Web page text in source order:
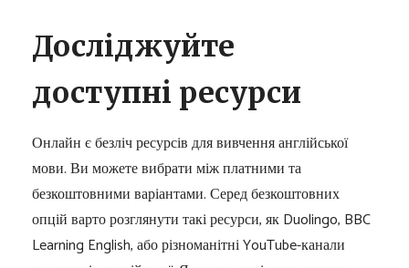
Досліджуйте
доступні ресурси
Онлайн є безліч ресурсів для вивчення англійської
мови. Ви можете вибрати між платними та
безкоштовними варіантами. Серед безкоштовних
опцій варто розглянути такі ресурси, як Duolingo, BBC
Learning English, або різноманітні YouTube-канали